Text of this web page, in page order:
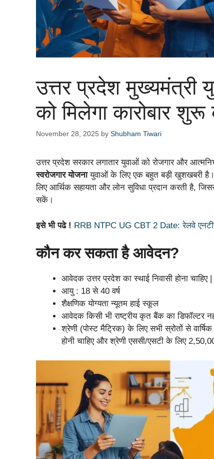
उत्तर प्रदेश मुख्यमंत्री
को मिलेगा कारोबार
November 28, 2025 by Shubham Tiwari
उत्तर प्रदेश सरकार लगातार युवाओं को रोजगार और
स्वरोजगार योजनायुवाओं के लिए एक बहुत बड़ी खुशखबरी
लिए आर्थिक सहायता और लोन सुविधा प्रदान करती है,
सकें।
इसे भी पढे ! RRB NTPC UG CBT 2 Date: रेलवे
कौन कर सकता है आवेदन?
आवेदक उत्तर प्रदेश का स्थाई निवासी होना चाहिए |
आयु : 18 से 40 वर्ष
शैक्षणिक योग्यता न्यूतम हाई स्कूल
आवेदक किसी भी राष्ट्रीय कृत बैंक का डिफॉल्टर नहीं
श्रेणी (पोस्ट मैट्रिक) के लिए सभी स्रोतों से
होनी चाहिए और श्रेणी एससी/एसटी के लिए